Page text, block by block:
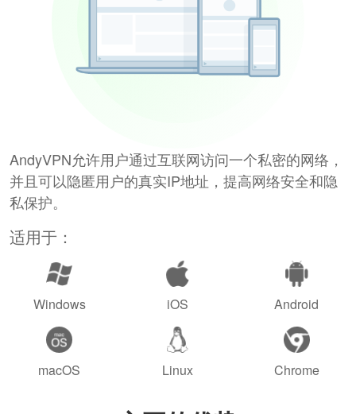
AndyVPN允许用户通过互联网访问一个私密的网络，
并且可以隐匿用户的真实IP地址，提高网络安全和隐
私保护。
适用于：
Windows iOS Android
macOS Linux Chrome